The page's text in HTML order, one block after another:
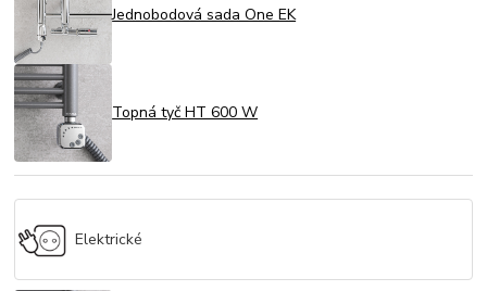
Jednobodová sada One EK
Topná tyč HT 600 W
Elektrické